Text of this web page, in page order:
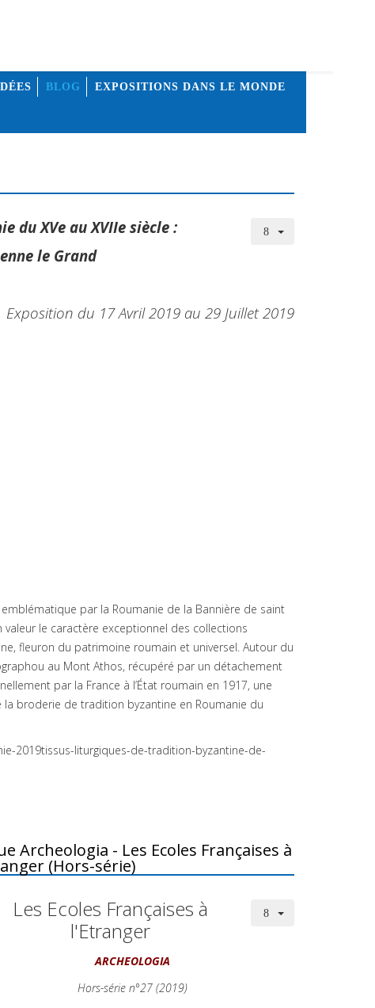
BLOG EXPOSITIONS DANS LE MONDE
du XVe au XVIIe siècle :
le Grand
Exposition du 17 Avril 2019 au 29 Juillet 2019
par la Roumanie de la Bannière de saint
le caractère exceptionnel des collections
fleuron du patrimoine roumain et universel. Autour du
au Mont Athos, récupéré par un détachement
par la France à l’État roumain en 1917, une
broderie de tradition byzantine en Roumanie du
2019tissus-liturgiques-de-tradition-byzantine-de-
Archeologia - Les Ecoles Françaises à
(Hors-série)
Les Ecoles Françaises à
l'Etranger
ARCHEOLOGIA
Hors-série n°27 (2019)